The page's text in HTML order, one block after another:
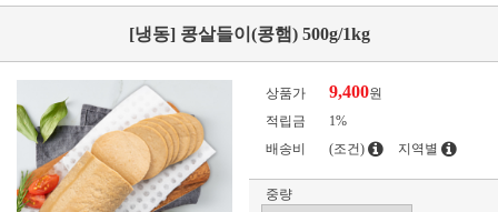
[냉동] 콩살들이(콩햄) 500g/1kg
상품가 9,400원
적립금
1%
배송비
(조건) 지역별
중량